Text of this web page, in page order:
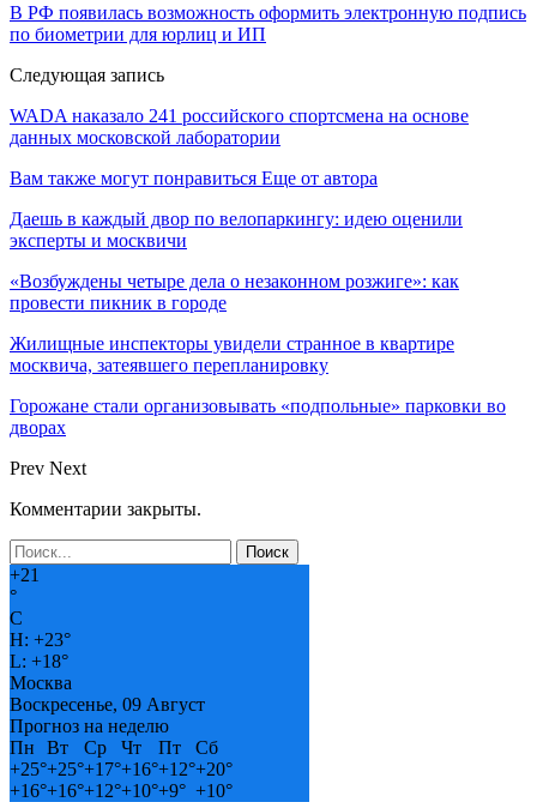
В РФ появилась возможность оформить электронную подпись
по биометрии для юрлиц и ИП
Следующая запись
WADA наказало 241 российского спортсмена на основе
данных московской лаборатории
Вам также могут понравиться Еще от автора
Даешь в каждый двор по велопаркингу: идею оценили
эксперты и москвичи
«Возбуждены четыре дела о незаконном розжиге»: как
провести пикник в городе
Жилищные инспекторы увидели странное в квартире
москвича, затеявшего перепланировку
Горожане стали организовывать «подпольные» парковки во
дворах
Prev Next
Комментарии закрыты.
+21
°
C
H: +23°
L: +18°
Москва
Воскресенье, 09 Август
Прогноз на неделю
Пн
Вт Ср Чт Пт
Сб
+25°+25°+17°+16°+12°+20°
+16°+16°+12°+10°+9° +10°